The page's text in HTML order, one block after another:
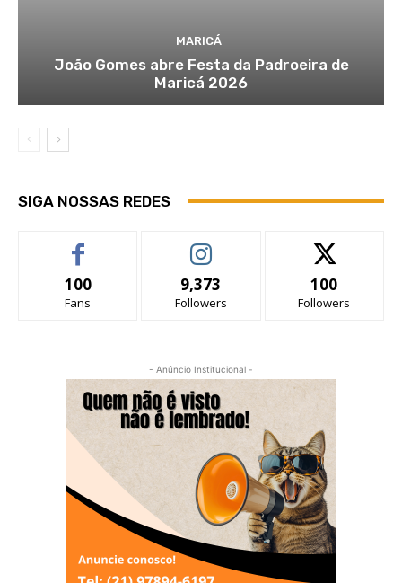
MARICÁ
João Gomes abre Festa da Padroeira de
Maricá 2026
SIGA NOSSAS REDES
100
Fans
9,373
Followers
100
Followers
- Anúncio Institucional -